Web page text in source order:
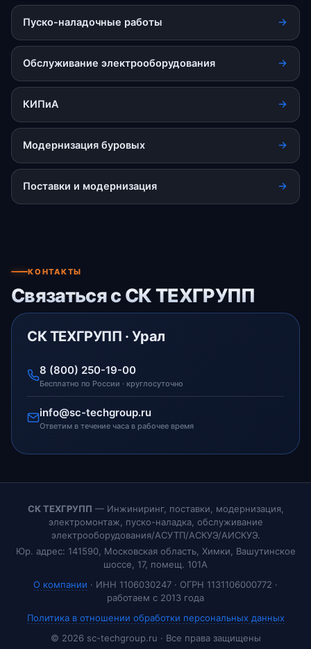
Пуско-наладочные работы
Обслуживание электрооборудования
КИПиА
Модернизация буровых
Поставки и модернизация
КОНТАКТЫ
Связаться с СК ТЕХГРУПП
СК ТЕХГРУПП · Урал
8 (800) 250-19-00
Бесплатно по России · круглосуточно
info@sc-techgroup.ru
Ответим в течение часа в рабочее время
СК ТЕХГРУПП — Инжиниринг, поставки, модернизация,
электромонтаж, пуско-наладка, обслуживание
электрооборудования/АСУТП/АСКУЭ/АИСКУЭ.
Юр. адрес: 141590, Московская область, Химки, Вашутинское
шоссе, 17, помещ. 101А
О компании · ИНН 1106030247 · ОГРН 1131106000772 ·
работаем с 2013 года
Политика в отношении обработки персональных данных
© 2026 sc-techgroup.ru · Все права защищены